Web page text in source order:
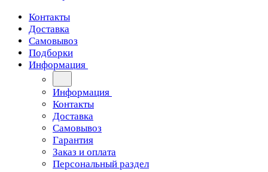
Контакты
Доставка
Самовывоз
Подборки
Информация
Информация
Контакты
Доставка
Самовывоз
Гарантия
Заказ и оплата
Персональный раздел